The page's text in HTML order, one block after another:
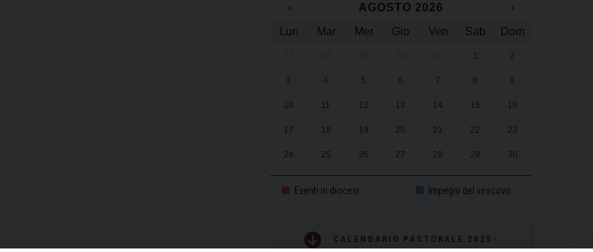
‹ AGOSTO 2026
›
Lun
Mar Mer Gio Ven Sab Dom
1 2
3 4 5 6 7 8 9
10 11 12 13 14 15 16
17 18 19 20 21 22 23
24 25 26 27 28 29 30
Eventi in diocesi Impegni del vescovo
CALENDARIO PASTORALE 2025-